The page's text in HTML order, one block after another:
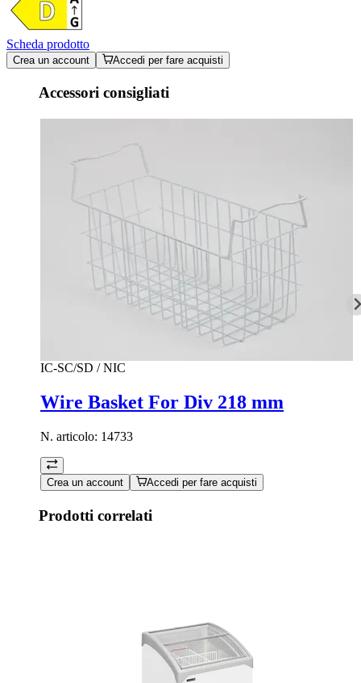
Scheda prodotto
Crea un account Accedi per fare acquisti
Accessori consigliati
IC-SC/SD / NIC
Wire Basket For Div 218 mm
N. articolo: 14733
Crea un account Accedi per fare acquisti
Prodotti correlati